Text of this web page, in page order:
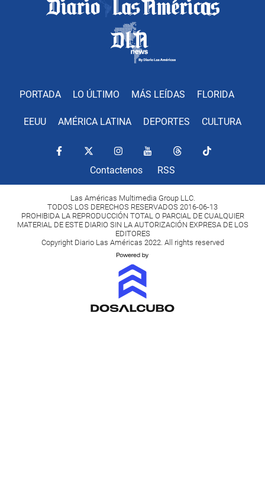
PORTADA LO ÚLTIMO MÁS LEÍDAS FLORIDA
EEUU AMÉRICA LATINA DEPORTES CULTURA
Contactenos RSS
Las Américas Multimedia Group LLC.
TODOS LOS DERECHOS RESERVADOS 2016-06-13
PROHIBIDA LA REPRODUCCIÓN TOTAL O PARCIAL DE CUALQUIER
MATERIAL DE ESTE DIARIO SIN LA AUTORIZACIÓN EXPRESA DE LOS
EDITORES
Copyright Diario Las Américas 2022. All rights reserved